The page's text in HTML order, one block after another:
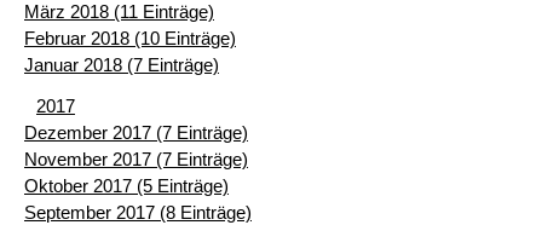
März 2018 (11 Einträge)
Februar 2018 (10 Einträge)
Januar 2018 (7 Einträge)
2017
Dezember 2017 (7 Einträge)
November 2017 (7 Einträge)
Oktober 2017 (5 Einträge)
September 2017 (8 Einträge)